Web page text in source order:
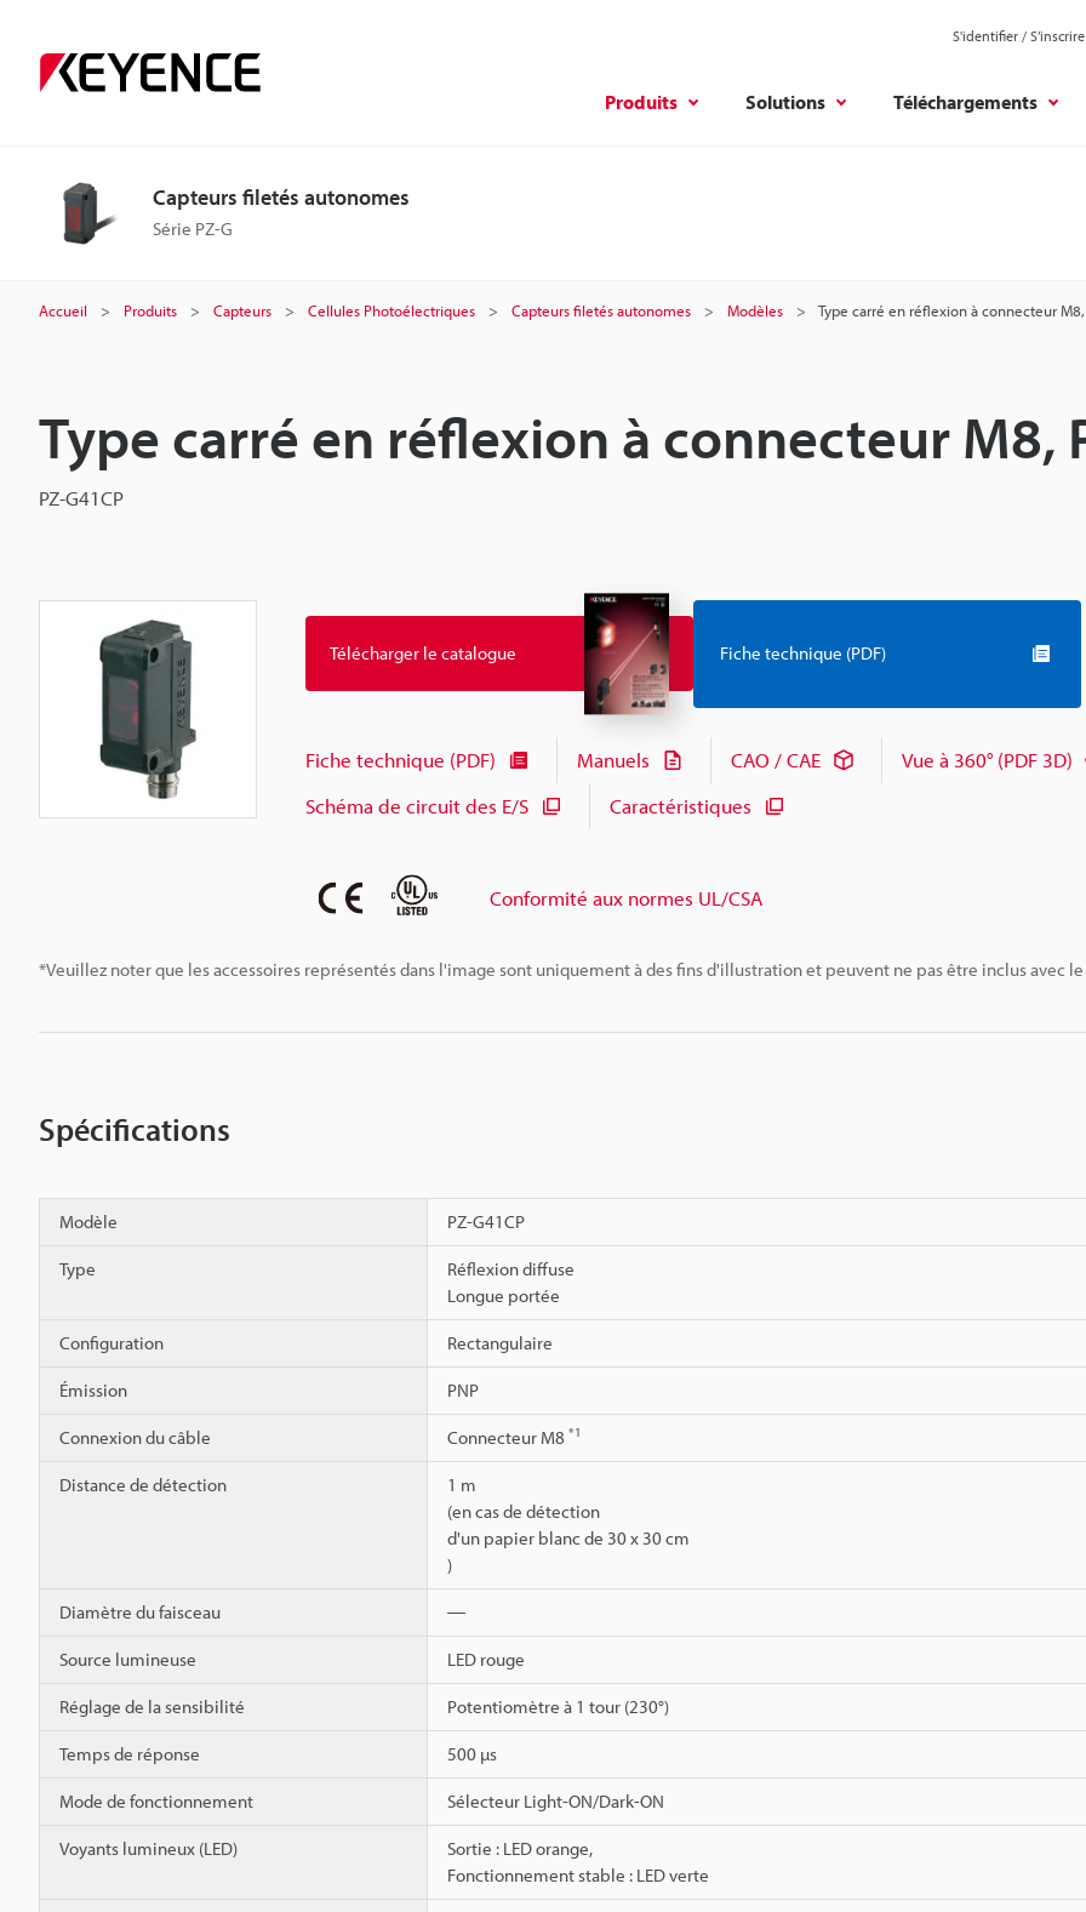
S'identifier / S’inscrire
Produits Solutions Téléchargements
Capteurs filetés autonomes
Série PZ-G
Accueil Produits Capteurs Cellules Photoélectriques Capteurs filetés autonomes Modèles Type carré en réflexion à connecteur M8,
Type carré en réflexion à connecteur M8,
PZ-G41CP
*Veuillez noter que les accessoires représentés dans l'image sont uniquement à des fins d'illustration et peuvent ne pas être inclus avec
Télécharger le catalogue Fiche technique (PDF)
Fiche technique (PDF) Manuels CAO / CAE Vue à 360° (PDF 3D)
Schéma de circuit des E/S
Caractéristiques
Conformité aux normes UL/CSA
Spécifications
Modèle PZ-G41CP
Type
Réflexion diffuse
Longue portée
Configuration Rectangulaire
Émission PNP
Connexion du câble Connecteur M8 *1
Distance de détection
1 m
(en cas de détection
d'un papier blanc de 30 x 30 cm
)
Diamètre du faisceau ―
Source lumineuse LED rouge
Réglage de la sensibilité Potentiomètre à 1 tour (230°)
Temps de réponse 500 µs
Mode de fonctionnement Sélecteur Light-ON/Dark-ON
Voyants lumineux (LED)
Sortie : LED orange,
Fonctionnement stable : LED verte